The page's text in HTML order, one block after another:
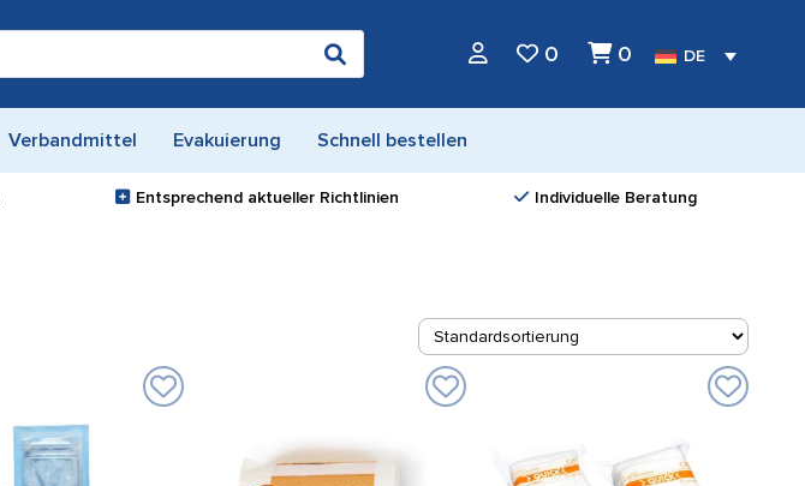
0 0 DE
Verbandmittel Evakuierung Schnell bestellen
Entsprechend aktueller Richtlinien Individuelle Beratung